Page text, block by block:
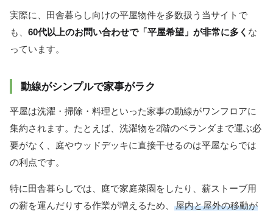
実際に、田舎暮らし向けの平屋物件を多数扱う当サイトで
も、 60代以上のお問い合わせで「平屋希望」が非常に多く な
っています。
動線がシンプルで家事がラク
平屋は洗濯・掃除・料理といった家事の動線がワンフロアに
集約されます。たとえば、洗濯物を2階のベランダまで運ぶ必
要がなく、庭やウッドデッキに直接干せるのは平屋ならでは
の利点です。
特に田舎暮らしでは、庭で家庭菜園をしたり、薪ストーブ用
の薪を運んだりする作業が増えるため、
屋内と屋外の移動が